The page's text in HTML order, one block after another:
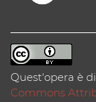
Quest'opera è
Commons